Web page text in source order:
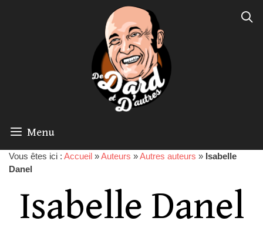
Menu
Vous êtes ici : Accueil »Auteurs »Autres auteurs » Isabelle
Danel
Isabelle Danel